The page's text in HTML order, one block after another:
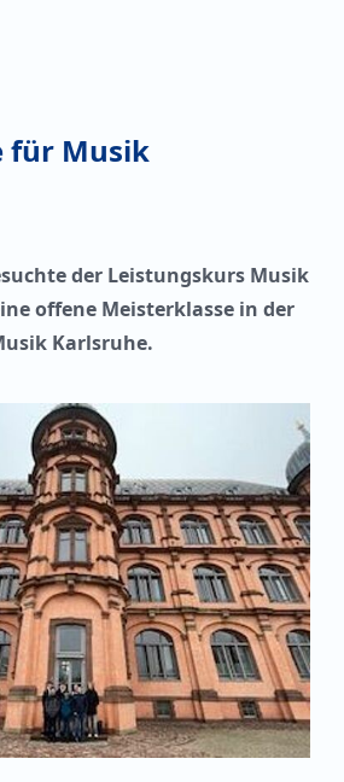
für Musik
der Leistungskurs Musik
offene Meisterklasse in der
Karlsruhe.